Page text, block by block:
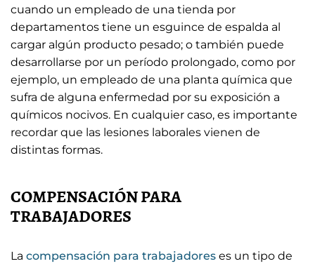
cuando un empleado de una tienda por
departamentos tiene un esguince de espalda al
cargar algún producto pesado; o también puede
desarrollarse por un período prolongado, como por
ejemplo, un empleado de una planta química que
sufra de alguna enfermedad por su exposición a
químicos nocivos. En cualquier caso, es importante
recordar que las lesiones laborales vienen de
distintas formas.
COMPENSACIÓN PARA
TRABAJADORES
La compensación para trabajadores es un tipo de